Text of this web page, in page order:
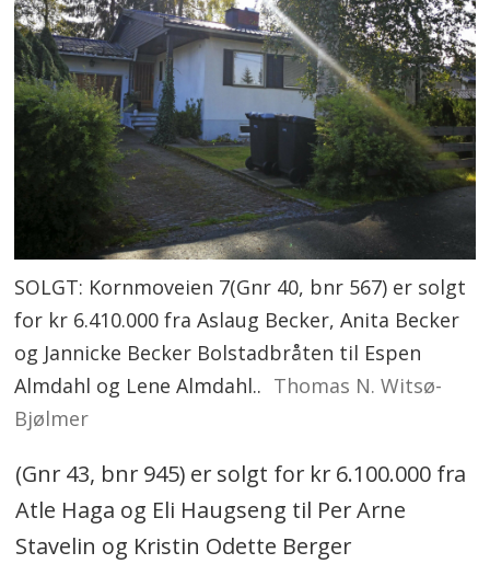
SOLGT: Kornmoveien 7(Gnr 40, bnr 567) er solgt
for kr 6.410.000 fra Aslaug Becker, Anita Becker
og Jannicke Becker Bolstadbråten til Espen
Almdahl og Lene Almdahl.. Thomas N. Witsø-
Bjølmer
(Gnr 43, bnr 945) er solgt for kr 6.100.000 fra
Atle Haga og Eli Haugseng til Per Arne
Stavelin og Kristin Odette Berger